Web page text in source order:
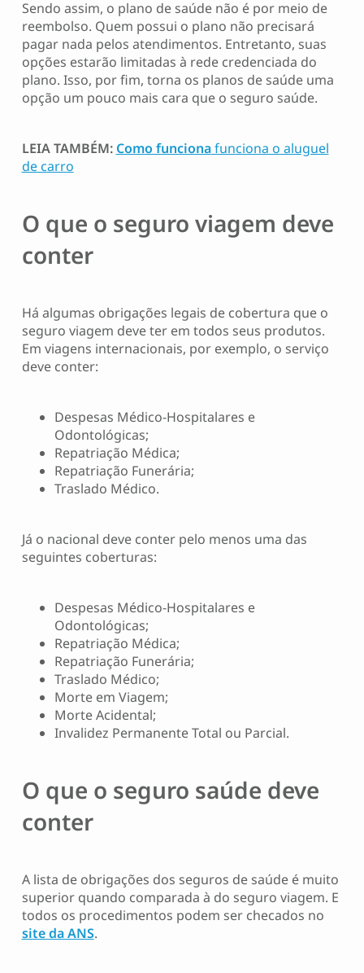
Sendo assim, o plano de saúde não é por meio de
reembolso. Quem possui o plano não precisará
pagar nada pelos atendimentos. Entretanto, suas
opções estarão limitadas à rede credenciada do
plano. Isso, por fim, torna os planos de saúde uma
opção um pouco mais cara que o seguro saúde.
LEIA TAMBÉM: Como funcionafunciona o aluguel
de carro
O que o seguro viagem deve
conter
Há algumas obrigações legais de cobertura que o
seguro viagem deve ter em todos seus produtos.
Em viagens internacionais, por exemplo, o serviço
deve conter:
Despesas Médico-Hospitalares e
Odontológicas;
Repatriação Médica;
Repatriação Funerária;
Traslado Médico.
Já o nacional deve conter pelo menos uma das
seguintes coberturas:
Despesas Médico-Hospitalares e
Odontológicas;
Repatriação Médica;
Repatriação Funerária;
Traslado Médico;
Morte em Viagem;
Morte Acidental;
Invalidez Permanente Total ou Parcial.
O que o seguro saúde deve
conter
A lista de obrigações dos seguros de saúde é muito
superior quando comparada à do seguro viagem. E
todos os procedimentos podem ser checados no
site da ANS.